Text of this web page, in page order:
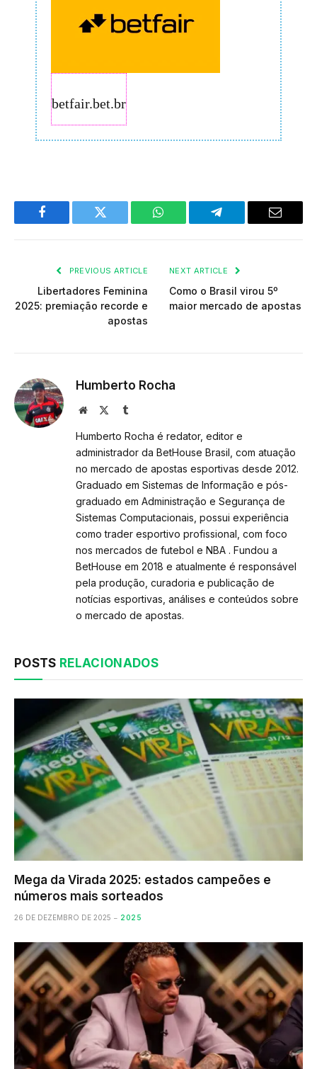
betfair.bet.br
Facebook Twitter WhatsApp Telegram Email
PREVIOUS ARTICLE
Libertadores Feminina
2025: premiação recorde e
apostas
NEXT ARTICLE
Como o Brasil virou 5º
maior mercado de apostas
Humberto Rocha
Website Tumblr
Humberto Rocha é redator, editor e
administrador da BetHouse Brasil, com atuação
no mercado de apostas esportivas desde 2012.
Graduado em Sistemas de Informação e pós-
graduado em Administração e Segurança de
Sistemas Computacionais, possui experiência
como trader esportivo profissional, com foco
nos mercados de futebol e NBA . Fundou a
BetHouse em 2018 e atualmente é responsável
pela produção, curadoria e publicação de
notícias esportivas, análises e conteúdos sobre
o mercado de apostas.
POSTS RELACIONADOS
Mega da Virada 2025: estados campeões e
números mais sorteados
26 DE DEZEMBRO DE 2025 2025